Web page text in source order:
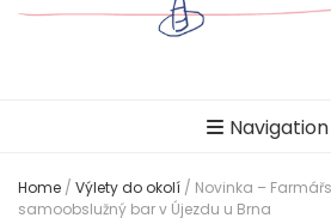
Navigation
Home / Výlety do okolí / Novinka –
samoobslužný bar v Újezdu u Brna